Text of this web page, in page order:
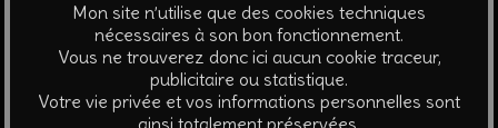
Mon site n’utilise que des cookies techniques
nécessaires à son bon fonctionnement.
Vous ne trouverez donc ici aucun cookie traceur,
publicitaire ou statistique.
Votre vie privée et vos informations personnelles sont
ainsi totalement préservées.